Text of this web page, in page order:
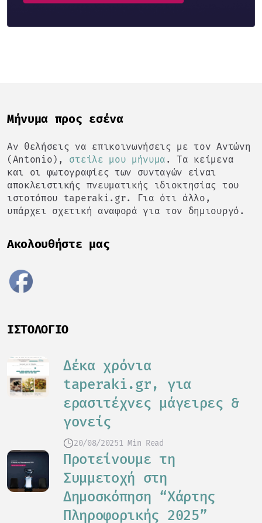
Mήνυμα προς εσένα
Αν θελήσεις να επικοινωνήσεις με τον Αντώνη
(Antonio), στείλε μου μήνυμα . Τα κείμενα
και οι φωτογραφίες των συνταγών είναι
αποκλειστικής πνευματικής ιδιοκτησίας του
ιστοτόπου taperaki.gr. Για ότι άλλο,
υπάρχει σχετική αναφορά για τον δημιουργό.
Ακολουθήστε μας
ΙΣΤΟΛΌΓΙΟ
Δέκα χρόνια
taperaki.gr, για
ερασιτέχνες μάγειρες &
γονείς
20/08/20251 Min Read
Προτείνουμε τη
Συμμετοχή στη
Δημοσκόπηση “Χάρτης
Πληροφορικής 2025”